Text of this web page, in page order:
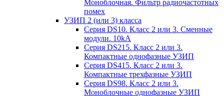
Моноблочная. Фильтр радиочастотных
помех
УЗИП 2 (или 3) класса
Серия DS10. Класс 2 или 3. Сменные
модули. 10kA
Серия DS215. Класс 2 или 3.
Компактные однофазные УЗИП
Серия DS415. Класс 2 или 3.
Компактные трехфазные УЗИП
Серия DS98. Класс 2 или 3.
Моноблочные однофазные УЗИП